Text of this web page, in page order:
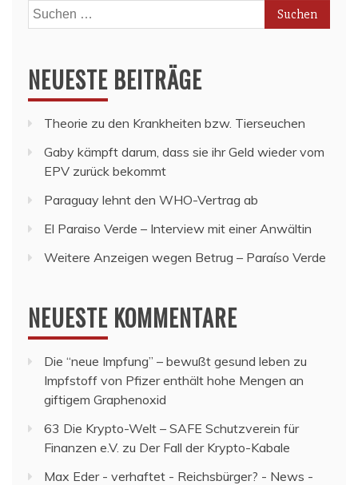
Suchen
nach:
NEUESTE BEITRÄGE
Theorie zu den Krankheiten bzw. Tierseuchen
Gaby kämpft darum, dass sie ihr Geld wieder vom
EPV zurück bekommt
Paraguay lehnt den WHO-Vertrag ab
El Paraiso Verde – Interview mit einer Anwältin
Weitere Anzeigen wegen Betrug – Paraíso Verde
NEUESTE KOMMENTARE
Die “neue Impfung” – bewußt gesund leben zu
Impfstoff von Pfizer enthält hohe Mengen an
giftigem Graphenoxid
63 Die Krypto-Welt – SAFE Schutzverein für
Finanzen e.V. zu Der Fall der Krypto-Kabale
Max Eder - verhaftet - Reichsbürger? - News -